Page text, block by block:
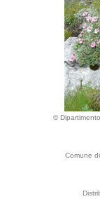
©
Comune